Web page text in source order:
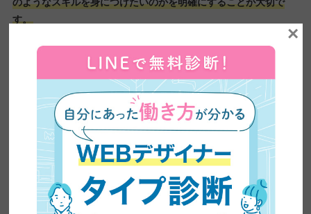
す。
まずは、代表的なWEBデザインスクールの2つのタイプを把握し
ておきましょう。
WEBデザインスクールの2つのタイプ
特徴 おすすめの人
デザイン重視型
・ソフトは
Photoshop／
・見た目のクオリテ
ィを高める授業が中
・デザイン力を磨き
・「魅せるデザイ
ン」を作りたい人
・デザイナーとして
×